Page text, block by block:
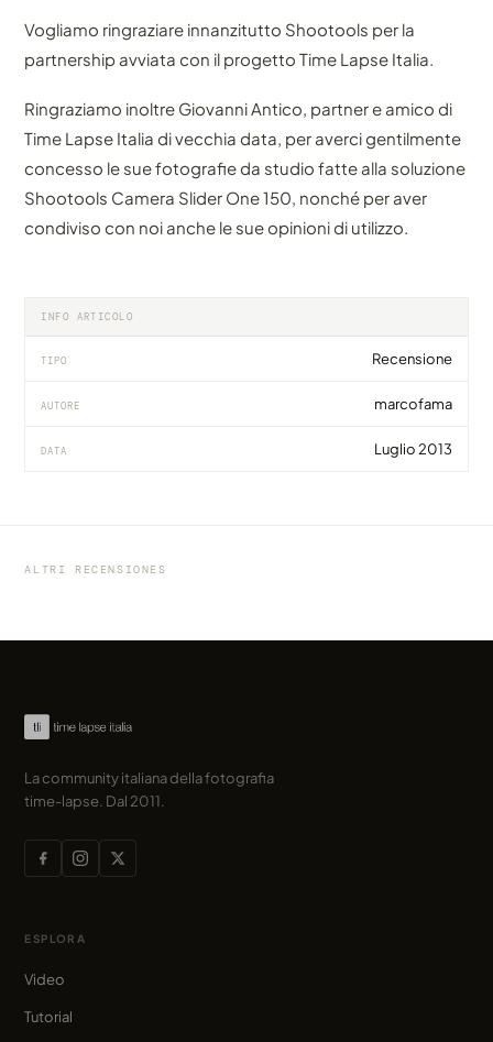
Vogliamo ringraziare innanzitutto Shootools per la
partnership avviata con il progetto Time Lapse Italia.
Ringraziamo inoltre Giovanni Antico, partner e amico di
Time Lapse Italia di vecchia data, per averci gentilmente
concesso le sue fotografie da studio fatte alla soluzione
Shootools Camera Slider One 150, nonché per aver
condiviso con noi anche le sue opinioni di utilizzo.
INFO ARTICOLO
TIPO Recensione
AUTORE marcofama
DATA Luglio 2013
ALTRI RECENSIONES
di Blackmore
di Paolo
Head Pro - Recensione
La community italiana della fotografia
time-lapse. Dal 2011.
ESPLORA
Video
Tutorial